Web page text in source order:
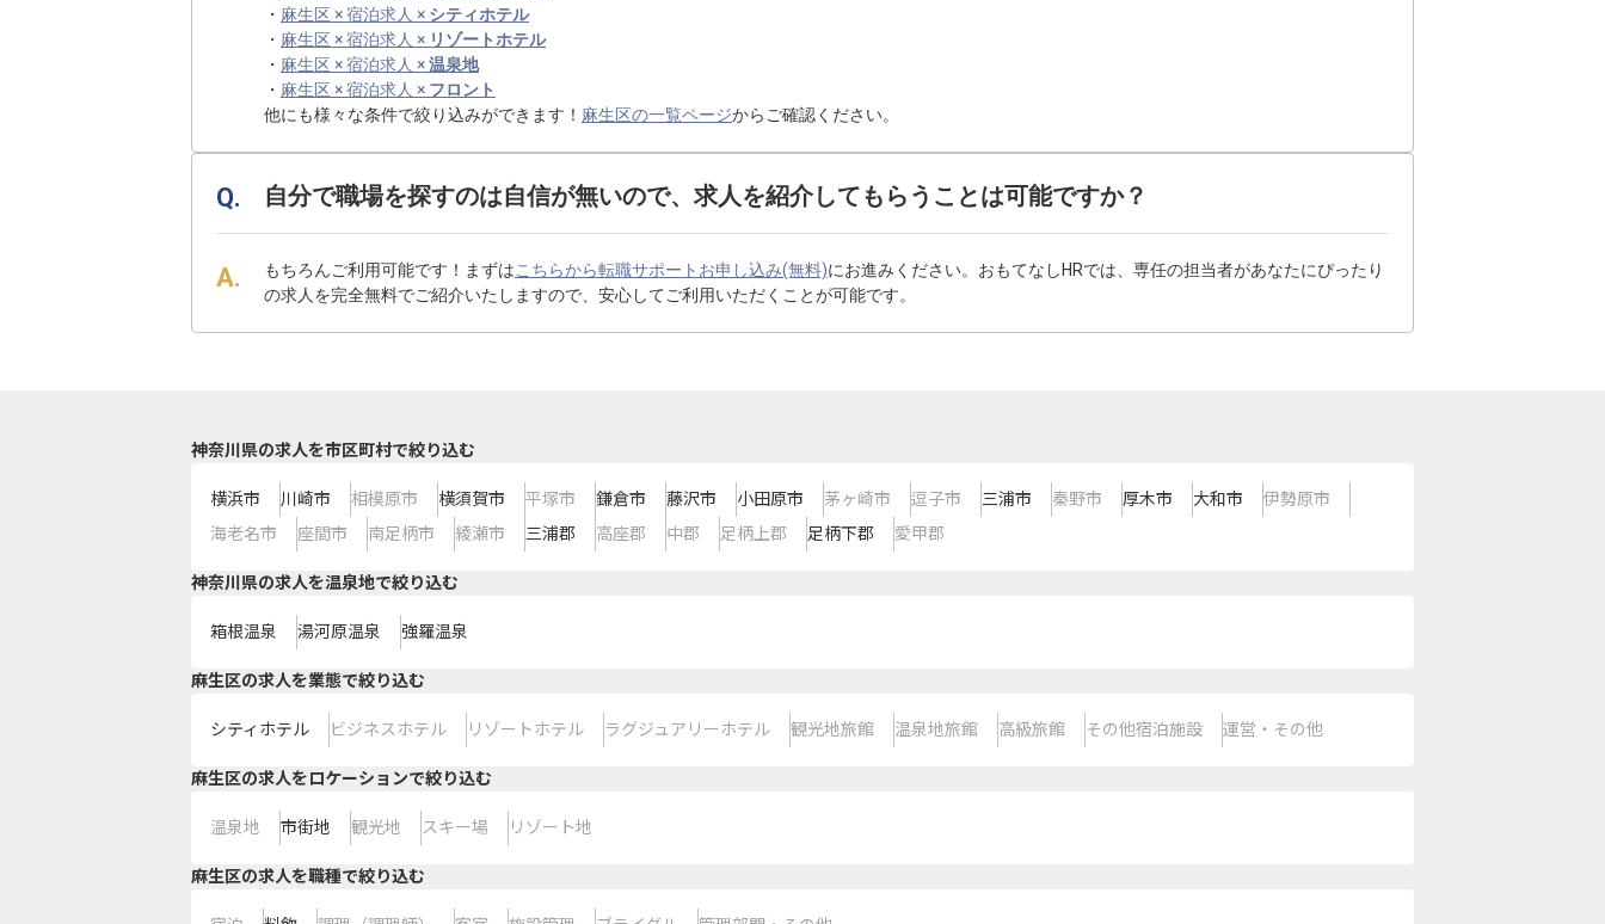
・ 麻生区 × 宿泊求人 × シティホテル
・ 麻生区 × 宿泊求人 × リゾートホテル
・ 麻生区 × 宿泊求人 ×温泉地
・ 麻生区 × 宿泊求人 × フロント
他にも様々な条件で絞り込みができます！ 麻生区の一覧ページからご確認ください。
自分で職場を探すのは自信が無いので、求人を紹介してもらうことは可能ですか？
もちろんご利用可能です！まずはこちらから転職サポートお申し込み(無料)にお進みください。おもてなしHRでは、専任の担当者があなたにぴったり
の求人を完全無料でご紹介いたしますので、安心してご利用いただくことが可能です。
神奈川県の求人を市区町村で絞り込む
横浜市 川崎市 相模原市 横須賀市 平塚市 鎌倉市 藤沢市 小田原市 茅ヶ崎市 逗子市 三浦市 秦野市 厚木市 大和市
伊勢原市
海老名市
座間市 南足柄市 綾瀬市 三浦郡 高座郡 中郡 足柄上郡 足柄下郡 愛甲郡
神奈川県の求人を温泉地で絞り込む
箱根温泉 湯河原温泉 強羅温泉
麻生区の求人を業態で絞り込む
シティホテル ビジネスホテル リゾートホテル ラグジュアリーホテル 観光地旅館 温泉地旅館 高級旅館 その他宿泊施設 運営・その他
麻生区の求人をロケーションで絞り込む
温泉地 市街地 観光地 スキー場 リゾート地
麻生区の求人を職種で絞り込む